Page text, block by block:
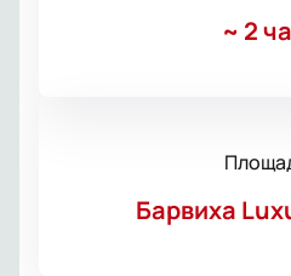
~ 2
Барвиха